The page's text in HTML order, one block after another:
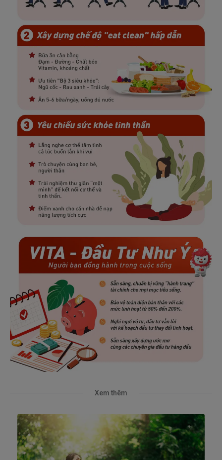
Xem thêm